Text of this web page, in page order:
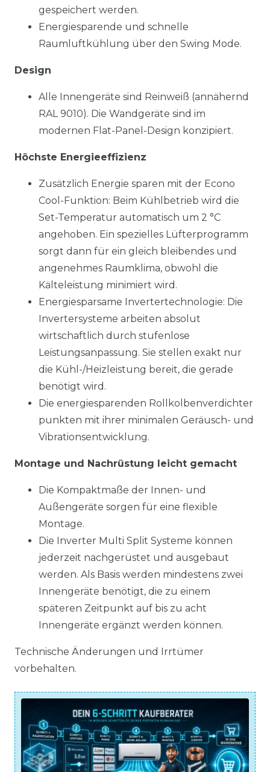
gespeichert werden.
Energiesparende und schnelle
Raumluftkühlung über den Swing Mode.
Design
Alle Innengeräte sind Reinweiß (annähernd
RAL 9010). Die Wandgeräte sind im
modernen Flat-Panel-Design konzipiert.
Höchste Energieeffizienz
Zusätzlich Energie sparen mit der Econo
Cool-Funktion: Beim Kühlbetrieb wird die
Set-Temperatur automatisch um 2 °C
angehoben. Ein spezielles Lüfterprogramm
sorgt dann für ein gleich bleibendes und
angenehmes Raumklima, obwohl die
Kälteleistung minimiert wird.
Energiesparsame Invertertechnologie: Die
Invertersysteme arbeiten absolut
wirtschaftlich durch stufenlose
Leistungsanpassung. Sie stellen exakt nur
die Kühl-/Heizleistung bereit, die gerade
benötigt wird.
Die energiesparenden Rollkolbenverdichter
punkten mit ihrer minimalen Geräusch- und
Vibrationsentwicklung.
Montage und Nachrüstung leicht gemacht
Die Kompaktmaße der Innen- und
Außengeräte sorgen für eine flexible
Montage.
Die Inverter Multi Split Systeme können
jederzeit nachgerüstet und ausgebaut
werden. Als Basis werden mindestens zwei
Innengeräte benötigt, die zu einem
späteren Zeitpunkt auf bis zu acht
Innengeräte ergänzt werden können.
Technische Änderungen und Irrtümer
vorbehalten.